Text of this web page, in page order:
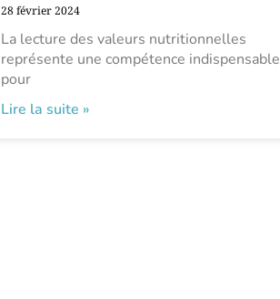
28 février 2024
La lecture des valeurs nutritionnelles
représente une compétence indispensable
pour
Lire la suite »